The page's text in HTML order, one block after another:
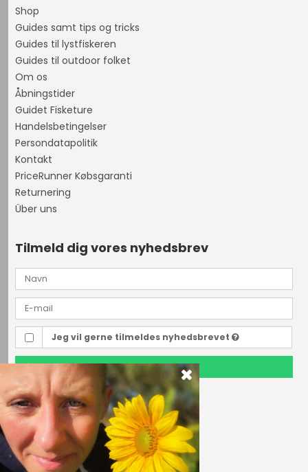
Shop
Guides samt tips og tricks
Guides til lystfiskeren
Guides til outdoor folket
Om os
Åbningstider
Guidet Fisketure
Handelsbetingelser
Persondatapolitik
Kontakt
PriceRunner Købsgaranti
Returnering
Über uns
Tilmeld dig vores nyhedsbrev
Jeg vil gerne tilmeldes nyhedsbrevet
TILMELD
Outdoor i Centrum
Perlegade 44
6400 Sønderborg, Danmark
Telefonnr.